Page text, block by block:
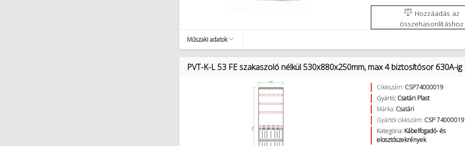
összehasonlításhoz
Műszaki adatok
PVT-K-L 53 FE szakaszoló nélkül 530x880x250mm, max 4 biztosítósor 630A-ig
Cikkszám: CSP74000019
Gyártó: Csatári Plast
Márka: Csatári
Gyártói cikkszám: CSP 74000019
Kategória: Kábelfogadó- és
elosztószekrények